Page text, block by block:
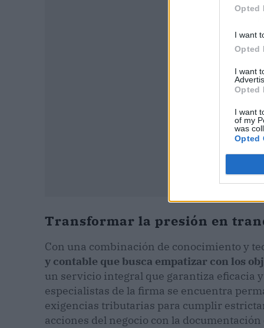
Opted
I want
Opted
I want
Opted
I want
of my
was
Opted
Transformar la presión en
Con una combinación de conocimiento y
y contable que busca empatizar con los
un servicio integral que garantiza eficacia
especialistas de la firma se encuentra
exigencias tributarias para cumplir
acciones del negocio con la